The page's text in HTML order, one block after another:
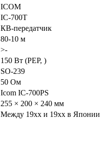
ICOM
IC-700T
КВ-передатчик
80-10 м
>-
150 Вт (PEP, )
SO-239
50 Ом
Icom IC-700PS
255 × 200 × 240 мм
Между 19xx и 19xx в Японии